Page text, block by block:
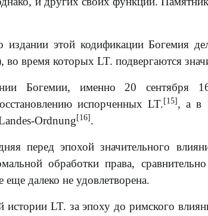
издании этой кодификации Богемия
время которых LT. подвергаются
Богемии, именно 20 сентября
испорченных LT. [15] , а в
Ordnung [16] .
перед эпохой значительного
обработки права,
далеко не удовлетворена.
LT. за эпоху до римского